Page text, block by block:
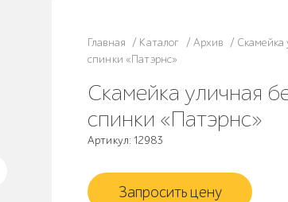
Главная / Каталог /Архив / Скамейка
спинки «Патэрнс»
Скамейка уличная без
спинки «Патэрнс»
Артикул: 12983
Запросить цену